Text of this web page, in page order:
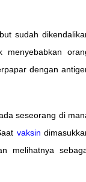
sudah
menyebabkan
dengan
seseorang di
vaksin
melihatnya